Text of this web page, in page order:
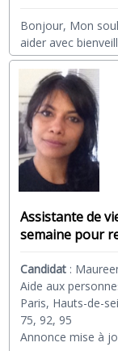
Bonjour, Mon
aider avec
Assistante de
semaine pour
Candidat :
Aide aux
Paris, Hauts-de-
75, 92, 95
Annonce mise à